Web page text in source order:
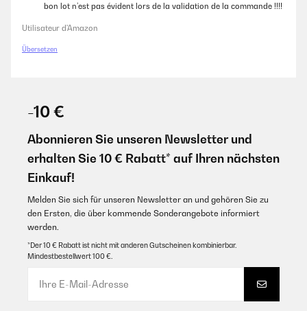
stimmt. Es wird definitiv nur 1 Band (lila) geliefert. Es wäre
wünschenswert, dass diese Angabe entsprechend korrigiert wird.
Somit empfinde ich den Preis für nur ein Band doch etwas hoch.
Amazon-Benutzer
zu trainieren. Zu empfehlen :)
Amazon-Benutzer
GEPRÜFTE BEWERTUNG
04/05/2021
halten sie was sie versprechen
bon lot n’est pas évident lors de la validation de la commande !!!!
Utilisateur d'Amazon
Übersetzen
-10 €
Abonnieren Sie unseren Newsletter und
erhalten Sie 10 € Rabatt* auf Ihren nächsten
Einkauf!
Melden Sie sich für unseren Newsletter an und gehören Sie zu
den Ersten, die über kommende Sonderangebote informiert
werden.
*Der 10 € Rabatt ist nicht mit anderen Gutscheinen kombinierbar.
Mindestbestellwert 100 €.